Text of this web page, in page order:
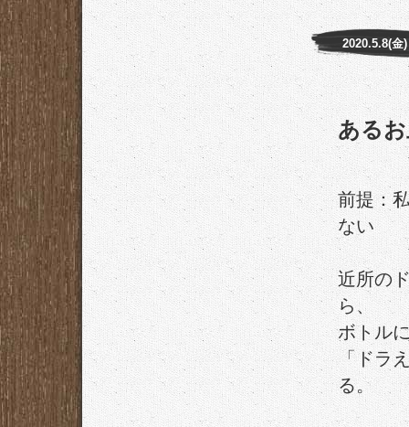
2020.5.8(金)
ある
前提：
ない
近所の
ら、
ボトル
「ドラ
る。